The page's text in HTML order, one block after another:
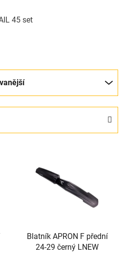
45 set
Blatník APRON F přední
24-29 černý LNEW